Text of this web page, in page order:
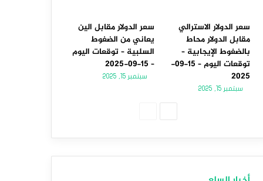
سعر الدولار الاسترالي
مقابل الدولار محاط
بالضغوط الإيجابية –
توقعات اليوم – 15-09-
2025
سبتمبر 15, 2025
سعر الدولار مقابل الين
يعاني من الضغوط
السلبية – توقعات اليوم
– 15-09-2025
سبتمبر 15, 2025